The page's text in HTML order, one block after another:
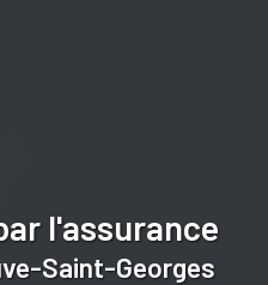
l'assurance
Saint-Georges